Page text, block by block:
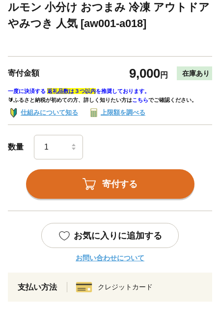
ルモン 小分け おつまみ 冷凍 アウトドア
やみつき 人気 [aw001-a018]
寄付金額 9,000円 在庫あり
一度に決済する 返礼品数は３つ以内を推奨しております。
🔰ふるさと納税が初めての方、詳しく知りたい方はこちらでご確認ください。
仕組みについて知る 上限額を調べる
数量
寄付する
お気に入りに追加する
お問い合わせについて
支払い方法 クレジットカード